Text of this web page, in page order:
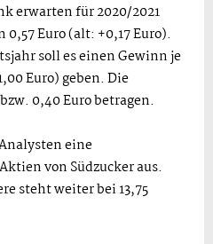
erwarten für 2020/2021
Euro (alt: +0,17 Euro).
soll es einen Gewinn je
Euro) geben. Die
0,40 Euro betragen.
eine
von Südzucker aus.
steht weiter bei 13,75